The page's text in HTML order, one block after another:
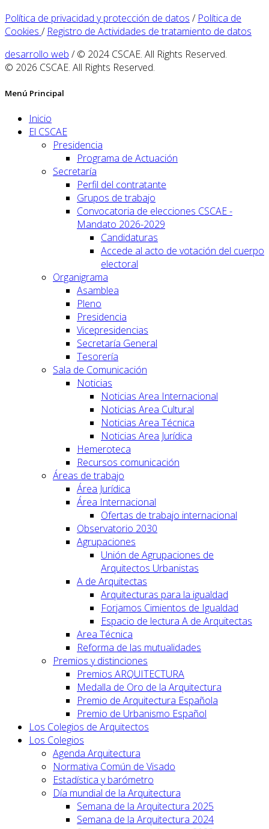
Política de privacidad y protección de datos / Política de
Cookies / Registro de Actividades de tratamiento de datos
desarrollo web / © 2024 CSCAE. All Rights Reserved.
© 2026 CSCAE. All Rights Reserved.
Menú Principal
Inicio
El CSCAE
Presidencia
Programa de Actuación
Secretaría
Perfil del contratante
Grupos de trabajo
Convocatoria de elecciones CSCAE -
Mandato 2026-2029
Candidaturas
Accede al acto de votación del cuerpo
electoral
Organigrama
Asamblea
Pleno
Presidencia
Vicepresidencias
Secretaría General
Tesorería
Sala de Comunicación
Noticias
Noticias Area Internacional
Noticias Area Cultural
Noticias Area Técnica
Noticias Area Jurídica
Hemeroteca
Recursos comunicación
Áreas de trabajo
Área Jurídica
Área Internacional
Ofertas de trabajo internacional
Observatorio 2030
Agrupaciones
Unión de Agrupaciones de
Arquitectos Urbanistas
A de Arquitectas
Arquitecturas para la igualdad
Forjamos Cimientos de Igualdad
Espacio de lectura A de Arquitectas
Area Técnica
Reforma de las mutualidades
Premios y distinciones
Premios ARQUITECTURA
Medalla de Oro de la Arquitectura
Premio de Arquitectura Española
Premio de Urbanismo Español
Los Colegios de Arquitectos
Los Colegios
Agenda Arquitectura
Normativa Común de Visado
Estadística y barómetro
Día mundial de la Arquitectura
Semana de la Arquitectura 2025
Semana de la Arquitectura 2024